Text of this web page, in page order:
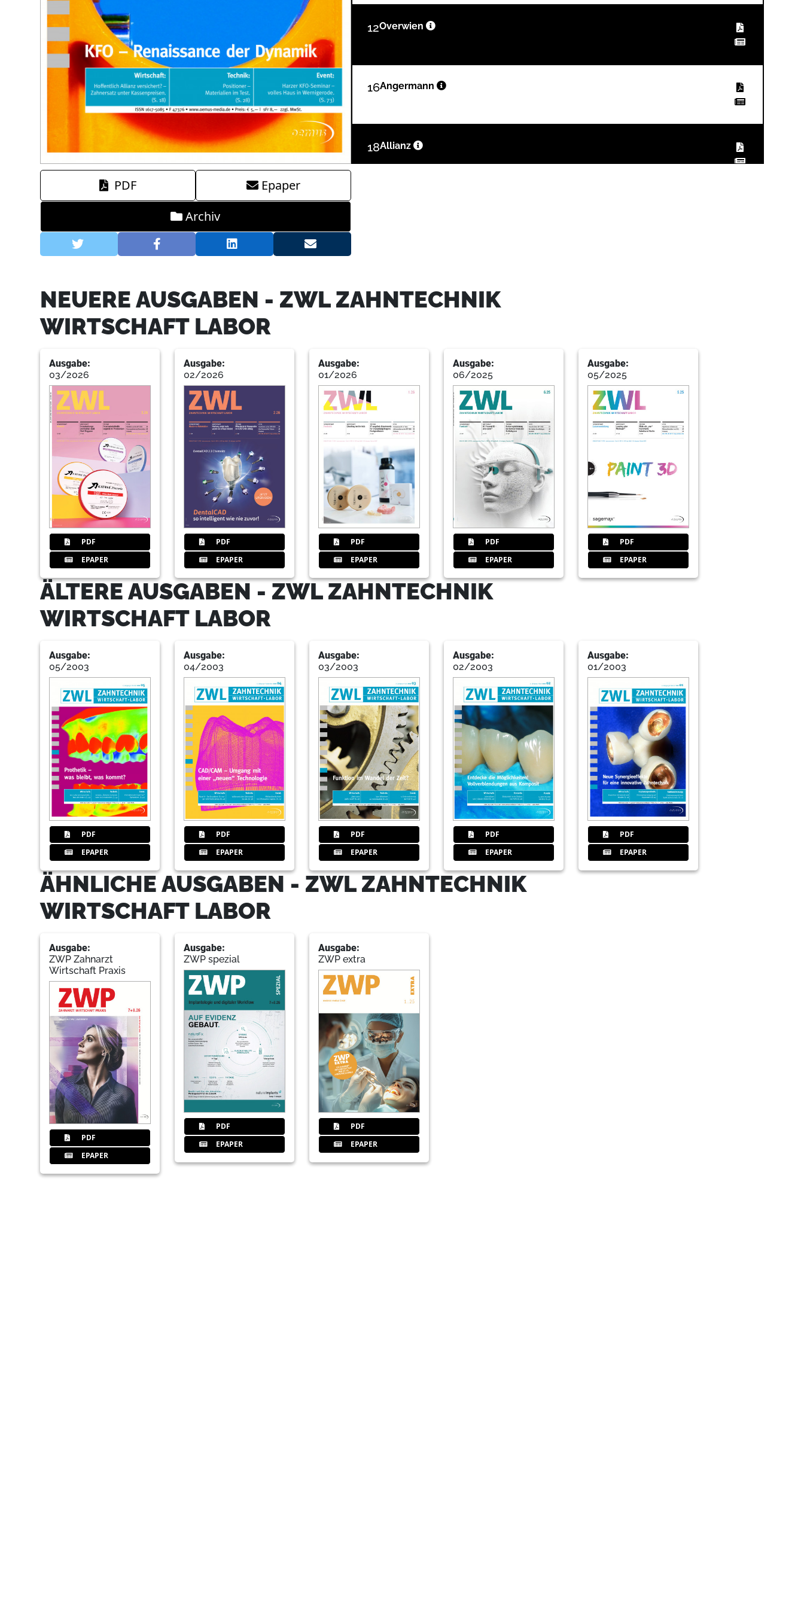
PDF
Epaper
Archiv
12Overwien
16Angermann
18Allianz
31Frass
41
44Silli
48 Silliinterview
56Schaal
60Bredenstein
68Bedrafp
71Dcsinterview
75 Ivoclar
78Prufstand
80Prothetiksym
82Marketingkon
NEUERE AUSGABEN - ZWL ZAHNTECHNIK
WIRTSCHAFT LABOR
Ausgabe:
03/2026
PDF
EPAPER
Ausgabe:
02/2026
PDF
EPAPER
Ausgabe:
01/2026
PDF
EPAPER
Ausgabe:
06/2025
PDF
EPAPER
Ausgabe:
05/2025
PDF
EPAPER
ÄLTERE AUSGABEN - ZWL ZAHNTECHNIK
WIRTSCHAFT LABOR
Ausgabe:
05/2003
PDF
EPAPER
Ausgabe:
04/2003
PDF
EPAPER
Ausgabe:
03/2003
PDF
EPAPER
Ausgabe:
02/2003
PDF
EPAPER
Ausgabe:
01/2003
PDF
EPAPER
ÄHNLICHE AUSGABEN - ZWL ZAHNTECHNIK
WIRTSCHAFT LABOR
Ausgabe:
ZWP Zahnarzt
Wirtschaft Praxis
PDF
EPAPER
Ausgabe:
ZWP spezial
PDF
EPAPER
Ausgabe:
ZWP extra
PDF
EPAPER